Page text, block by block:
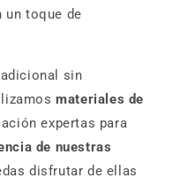
un toque de
sin
materiales de
expertas para
de nuestras
disfrutar de ellas